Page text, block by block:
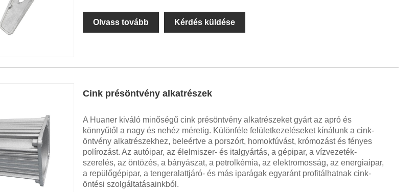
Olvass tovább Kérdés küldése
Cink présöntvény alkatrészek
A Huaner kiváló minőségű cink présöntvény alkatrészeket gyárt az apró és
könnyűtől a nagy és nehéz méretig. Különféle felületkezeléseket kínálunk a cink-
öntvény alkatrészekhez, beleértve a porszórt, homokfúvást, krómozást és fényes
polírozást. Az autóipar, az élelmiszer- és italgyártás, a gépipar, a vízvezeték-
szerelés, az öntözés, a bányászat, a petrolkémia, az elektromosság, az energiaipar,
a repülőgépipar, a tengeralattjáró- és más iparágak egyaránt profitálhatnak cink-
öntési szolgáltatásainkból.